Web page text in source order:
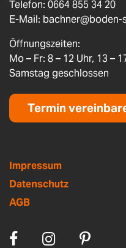
Telefon: 0664 855 34 20
E-Mail:
Öffnungszeiten:
Mo – Fr: 8 – 12 Uhr, 13 –
Samstag geschlossen
Termin
Impressum
Datenschutz
AGB